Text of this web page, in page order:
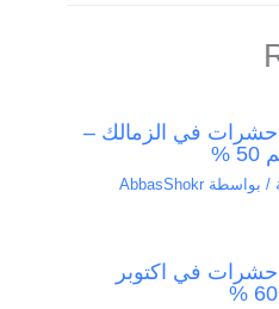
في الزمالك –
/ بواسطة AbbasShokr
في اكتوبر